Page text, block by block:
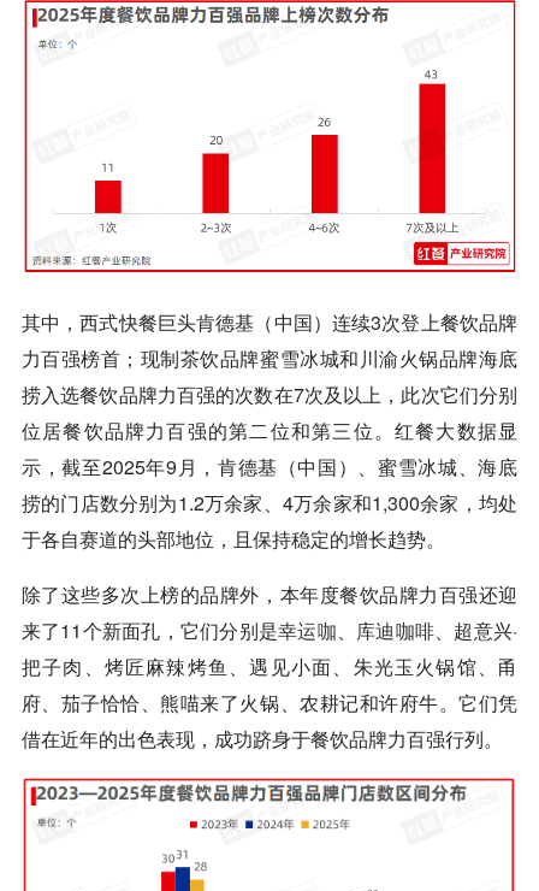
其中，西式快餐巨头肯德基（中国）连续3次登上餐饮品牌
力百强榜首；现制茶饮品牌蜜雪冰城和川渝火锅品牌海底
捞入选餐饮品牌力百强的次数在7次及以上，此次它们分别
位居餐饮品牌力百强的第二位和第三位。红餐大数据显
示，截至2025年9月，肯德基（中国）、蜜雪冰城、海底
捞的门店数分别为1.2万余家、4万余家和1,300余家，均处
于各自赛道的头部地位，且保持稳定的增长趋势。
除了这些多次上榜的品牌外，本年度餐饮品牌力百强还迎
来了11个新面孔，它们分别是幸运咖、 库迪咖啡、超意兴·
把子肉、烤匠麻辣烤鱼、遇见小面、朱光玉火锅馆、甬
府、茄子恰恰、熊喵来了火锅、农耕记和许府牛。它们凭
借在近年的出色表现，成功跻身于餐饮品牌力百强行列。